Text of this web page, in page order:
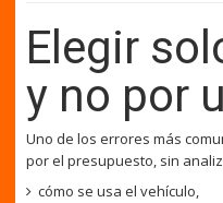
Elegir
y no por
Uno de los errores más
por el presupuesto, sin
cómo se usa el vehículo,